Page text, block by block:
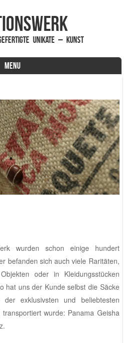
Unikate – Kunst
MENU
wurden schon einige hundert
befanden sich auch viele Raritäten,
oder in Kleidungsstücken
hat uns der Kunde selbst die Säcke
exklusivsten und beliebtesten
wurde: Panama Geisha
.